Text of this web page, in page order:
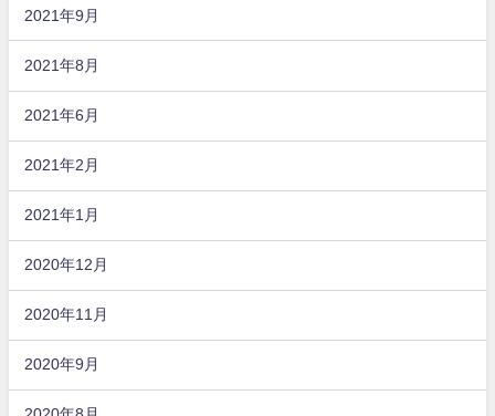
2021年9月
2021年8月
2021年6月
2021年2月
2021年1月
2020年12月
2020年11月
2020年9月